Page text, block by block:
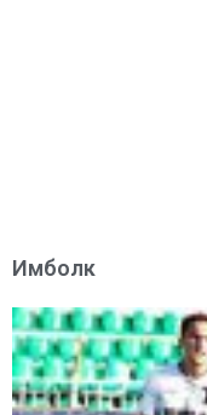
Имболк